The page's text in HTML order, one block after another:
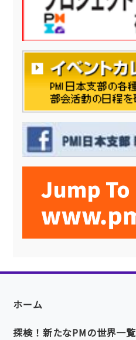
ホーム
探検！新たなPMの世界一覧